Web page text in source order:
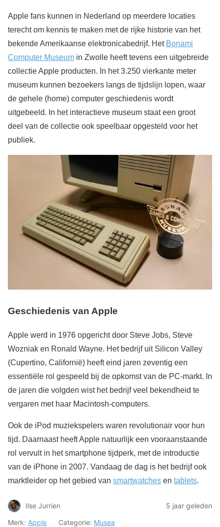
Apple fans kunnen in Nederland op meerdere locaties
terecht om kennis te maken met de rijke historie van het
bekende Amerikaanse elektronicabedrijf. Het Bonami
Computer Museum in Zwolle heeft tevens een uitgebreide
collectie Apple producten. In het 3.250 vierkante meter
museum kunnen bezoekers langs de tijdslijn lopen, waar
de gehele (home) computer geschiedenis wordt
uitgebeeld. In het interactieve museum staat een groot
deel van de collectie ook speelbaar opgesteld voor het
publiek.
Geschiedenis van Apple
Apple werd in 1976 opgericht door Steve Jobs, Steve
Wozniak en Ronald Wayne. Het bedrijf uit Silicon Valley
(Cupertino, Californië) heeft eind jaren zeventig een
essentiële rol gespeeld bij de opkomst van de PC-markt. In
de jaren die volgden wist het bedrijf veel bekendheid te
vergaren met haar Macintosh-computers.
Ook de iPod muziekspelers waren revolutionair voor hun
tijd. Daarnaast heeft Apple natuurlijk een vooraanstaande
rol vervult in het smartphone tijdperk, met de introductie
van de iPhone in 2007. Vandaag de dag is het bedrijf ook
marktleider op het gebied van smartwatches en tablets.
Ilse Jurrien
5 jaar geleden
Merk: Apple Categorie: Musea